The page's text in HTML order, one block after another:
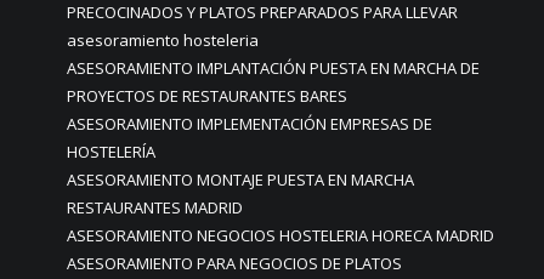
PRECOCINADOS Y PLATOS PREPARADOS PARA LLEVAR
asesoramiento hosteleria
ASESORAMIENTO IMPLANTACIÓN PUESTA EN MARCHA DE
PROYECTOS DE RESTAURANTES BARES
ASESORAMIENTO IMPLEMENTACIÓN EMPRESAS DE
HOSTELERÍA
ASESORAMIENTO MONTAJE PUESTA EN MARCHA
RESTAURANTES MADRID
ASESORAMIENTO NEGOCIOS HOSTELERIA HORECA MADRID
ASESORAMIENTO PARA NEGOCIOS DE PLATOS